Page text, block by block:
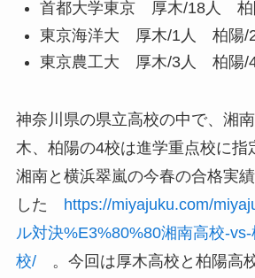
首都大学東京 厚木/18人 柏
東京海洋大 厚木/1人 柏陽/
東京農工大 厚木/3人 柏陽/
神奈川県の県立高校の中で、湘
木、柏陽の4校は進学重点校に指
湘南と横浜翠嵐の今春の合格実
した
https://miyajuku.com/
ル対決%E3%80%80湘南高校-
校/。今回は厚木高校と柏陽高